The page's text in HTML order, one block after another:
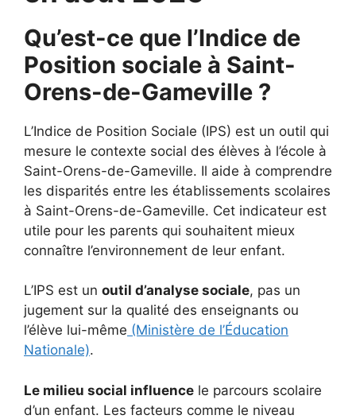
Qu’est-ce que l’Indice de
Position sociale à Saint-
Orens-de-Gameville ?
L’Indice de Position Sociale (IPS) est un outil qui
mesure le contexte social des élèves à l’école à
Saint-Orens-de-Gameville. Il aide à comprendre
les disparités entre les établissements scolaires
à Saint-Orens-de-Gameville. Cet indicateur est
utile pour les parents qui souhaitent mieux
connaître l’environnement de leur enfant.
L’IPS est un outil d’analyse sociale, pas un
jugement sur la qualité des enseignants ou
l’élève lui-même (Ministère de l’Éducation
Nationale).
Le milieu social influence le parcours scolaire
d’un enfant. Les facteurs comme le niveau